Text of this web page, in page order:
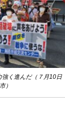
強く進んだ（７月10日
）